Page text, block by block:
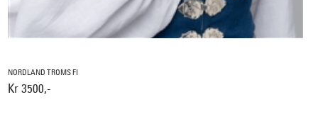
NORDLAND TROMS FI
Kr 3500,-